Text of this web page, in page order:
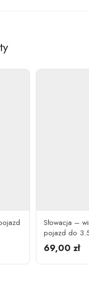
Słowacja –
pojazd do
69,00zł